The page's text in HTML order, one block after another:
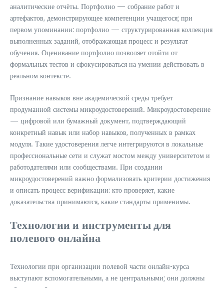
аналитические отчёты. Портфолио — собрание работ и
артефактов, демонстрирующее компетенции учащегося; при
первом упоминании: портфолио — структурированная коллекция
выполненных заданий, отображающая процесс и результат
обучения. Оценивание портфолио позволяет отойти от
формальных тестов и сфокусироваться на умении действовать в
реальном контексте.
Признание навыков вне академической среды требует
продуманной системы микроудостоверений. Микроудостоверение
— цифровой или бумажный документ, подтверждающий
конкретный навык или набор навыков, полученных в рамках
модуля. Такие удостоверения легче интегрируются в локальные
профессиональные сети и служат мостом между университетом и
работодателями или сообществами. При создании
микроудостоверений важно формализовать критерии достижения
и описать процесс верификации: кто проверяет, какие
доказательства принимаются, какие стандарты применимы.
Технологии и инструменты для
полевого онлайна
Технологии при организации полевой части онлайн-курса
выступают вспомогательными, а не центральными; они должны